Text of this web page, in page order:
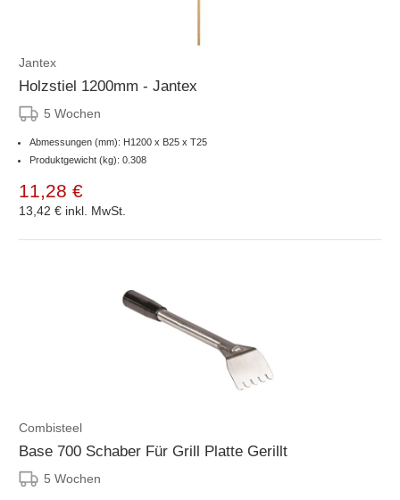
Jantex
Holzstiel 1200mm - Jantex
5 Wochen
Abmessungen (mm): H1200 x B25 x T25
Produktgewicht (kg): 0.308
11,28 €
13,42 € inkl. MwSt.
Combisteel
Base 700 Schaber Für Grill Platte Gerillt
5 Wochen